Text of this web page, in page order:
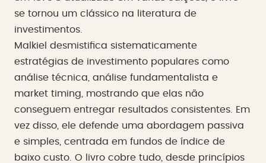
se tornou um clássico na literatura de
investimentos.
Malkiel desmistifica sistematicamente
estratégias de investimento populares como
análise técnica, análise fundamentalista e
market timing, mostrando que elas não
conseguem entregar resultados consistentes. Em
vez disso, ele defende uma abordagem passiva
e simples, centrada em fundos de índice de
baixo custo. O livro cobre tudo, desde princípios